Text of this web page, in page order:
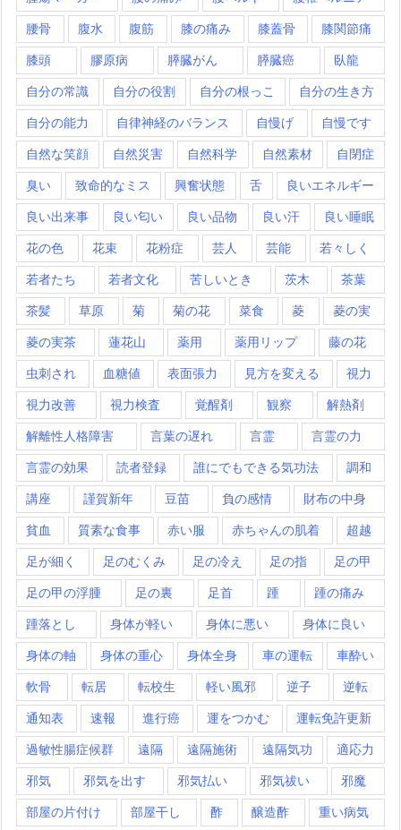
腰骨 腹水 腹筋 膝の痛み 膝蓋骨 膝関節痛
膝頭 膠原病 膵臓がん 膵臓癌 臥龍
自分の常識 自分の役割 自分の根っこ 自分の生き方
自分の能力 自律神経のバランス 自慢げ 自慢です
自然な笑顔 自然災害 自然科学 自然素材 自閉症
臭い 致命的なミス 興奮状態 舌 良いエネルギー
良い出来事 良い匂い 良い品物 良い汗 良い睡眠
花の色 花束 花粉症 芸人 芸能 若々しく
若者たち 若者文化 苦しいとき 茨木 茶葉
茶髪 草原 菊 菊の花 菜食 菱 菱の実
菱の実茶 蓮花山 薬用 薬用リップ 藤の花
虫刺され 血糖値 表面張力 見方を変える 視力
視力改善 視力検査 覚醒剤 観察 解熱剤
解離性人格障害 言葉の遅れ 言霊 言霊の力
言霊の効果 読者登録 誰にでもできる気功法 調和
講座 謹賀新年 豆苗 負の感情 財布の中身
貧血 質素な食事 赤い服 赤ちゃんの肌着 超越
足が細く 足のむくみ 足の冷え 足の指 足の甲
足の甲の浮腫 足の裏 足首 踵 踵の痛み
踵落とし 身体が軽い 身体に悪い 身体に良い
身体の軸 身体の重心 身体全身 車の運転 車酔い
軟骨 転居 転校生 軽い風邪 逆子 逆転
通知表 速報 進行癌 運をつかむ 運転免許更新
過敏性腸症候群 遠隔 遠隔施術 遠隔気功 適応力
邪気 邪気を出す 邪気払い 邪気祓い 邪魔
部屋の片付け 部屋干し 酢 醸造酢 重い病気